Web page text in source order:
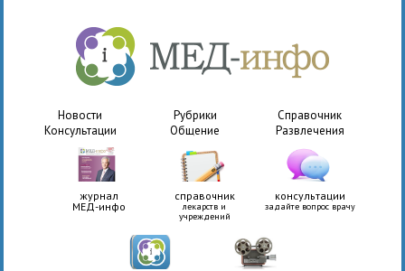
Новости Рубрики
Справочник
Консультации
Общение Развлечения
журнал
МЕД-инфо
справочник
лекарств и
учреждений
консультации
задайте вопрос врачу